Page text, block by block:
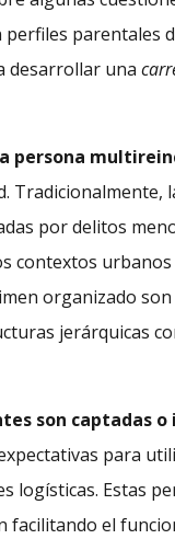
parentales
desarrollar una
persona
Tradicionalmente,
por delitos
contextos
organizado
jerárquicas
son
para
Estas
el